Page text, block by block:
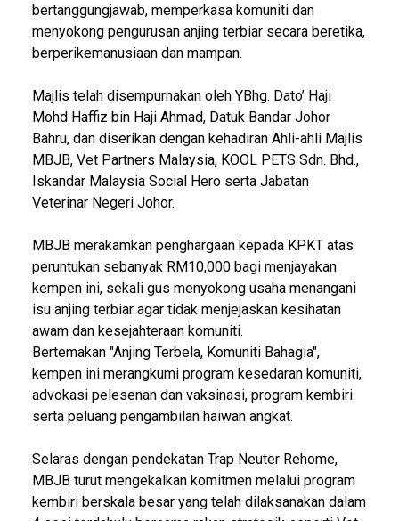
bertanggungjawab, memperkasa komuniti dan
menyokong pengurusan anjing terbiar secara beretika,
berperikemanusiaan dan mampan.
Majlis telah disempurnakan oleh YBhg. Dato’ Haji
Mohd Haffiz bin Haji Ahmad, Datuk Bandar Johor
Bahru, dan diserikan dengan kehadiran Ahli-ahli Majlis
MBJB, Vet Partners Malaysia, KOOL PETS Sdn. Bhd.,
Iskandar Malaysia Social Hero serta Jabatan
Veterinar Negeri Johor.
MBJB merakamkan penghargaan kepada KPKT atas
peruntukan sebanyak RM10,000 bagi menjayakan
kempen ini, sekali gus menyokong usaha menangani
isu anjing terbiar agar tidak menjejaskan kesihatan
awam dan kesejahteraan komuniti.
Bertemakan "Anjing Terbela, Komuniti Bahagia",
kempen ini merangkumi program kesedaran komuniti,
advokasi pelesenan dan vaksinasi, program kembiri
serta peluang pengambilan haiwan angkat.
Selaras dengan pendekatan Trap Neuter Rehome,
MBJB turut mengekalkan komitmen melalui program
kembiri berskala besar yang telah dilaksanakan dalam